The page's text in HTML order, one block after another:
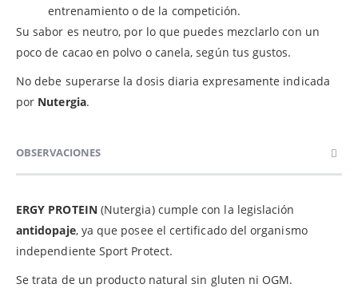
entrenamiento o de la competición.
Su sabor es neutro, por lo que puedes mezclarlo con un
poco de cacao en polvo o canela, según tus gustos.
No debe superarse la dosis diaria expresamente indicada
por Nutergia.
OBSERVACIONES
ERGY PROTEIN(Nutergia) cumple con la legislación
antidopaje, ya que posee el certificado del organismo
independiente Sport Protect.
Se trata de un producto natural sin gluten ni OGM.